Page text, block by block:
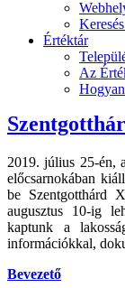
Értéktár
Az
2019. július 25-én,
előcsarnokában
be Szentgotthárd
augusztus 10-ig
kaptunk a
információkkal,
Bevezető